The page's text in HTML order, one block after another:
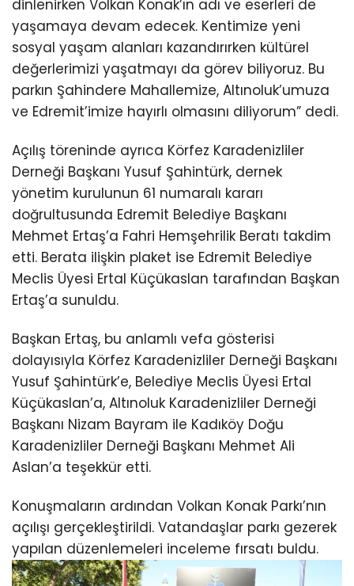
dinlenirken Volkan Konak’ın adı ve eserleri de
yaşamaya devam edecek. Kentimize yeni
sosyal yaşam alanları kazandırırken kültürel
değerlerimizi yaşatmayı da görev biliyoruz. Bu
parkın Şahindere Mahallemize, Altınoluk’umuza
ve Edremit’imize hayırlı olmasını diliyorum” dedi.
Açılış töreninde ayrıca Körfez Karadenizliler
Derneği Başkanı Yusuf Şahintürk, dernek
yönetim kurulunun 61 numaralı kararı
doğrultusunda Edremit Belediye Başkanı
Mehmet Ertaş’a Fahri Hemşehrilik Beratı takdim
etti. Berata ilişkin plaket ise Edremit Belediye
Meclis Üyesi Ertal Küçükaslan tarafından Başkan
Ertaş’a sunuldu.
Başkan Ertaş, bu anlamlı vefa gösterisi
dolayısıyla Körfez Karadenizliler Derneği Başkanı
Yusuf Şahintürk’e, Belediye Meclis Üyesi Ertal
Küçükaslan’a, Altınoluk Karadenizliler Derneği
Başkanı Nizam Bayram ile Kadıköy Doğu
Karadenizliler Derneği Başkanı Mehmet Ali
Aslan’a teşekkür etti.
Konuşmaların ardından Volkan Konak Parkı’nın
açılışı gerçekleştirildi. Vatandaşlar parkı gezerek
yapılan düzenlemeleri inceleme fırsatı buldu.